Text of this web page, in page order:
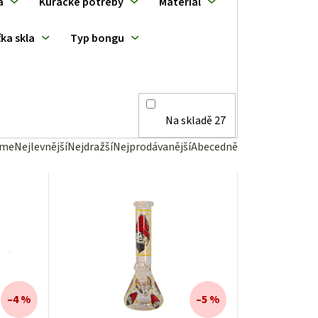
NejlevnějšíNejdražšíNejprodávanějšíAbecedně
Na skladě 27
skla Typ bongu
–4 % –5 %